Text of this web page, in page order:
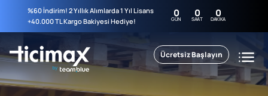
%60 İndirim! 2 Yıllık Alımlarda 1 Yıl Lisans
+40.000 TL Kargo Bakiyesi Hediye!
0
GÜN 0
SAAT 0
DAKIKA
Ücretsiz Başlayın